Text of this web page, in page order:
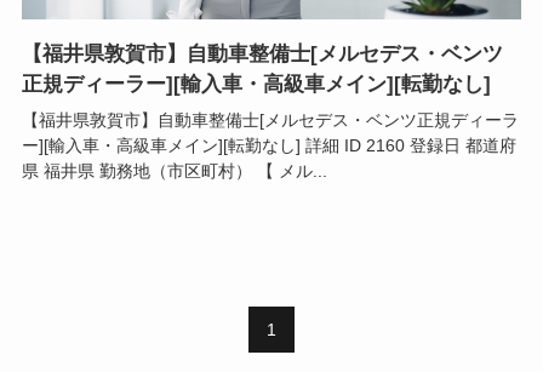
【福井県敦賀市】自動車整備士[メルセデス・ベンツ
正規ディーラー][輸入車・高級車メイン][転勤なし]
【福井県敦賀市】自動車整備士[メルセデス・ベンツ正規ディーラ
ー][輸入車・高級車メイン][転勤なし] 詳細 ID 2160 登録日 都道府
県 福井県 勤務地（市区町村） 【 メル...
1